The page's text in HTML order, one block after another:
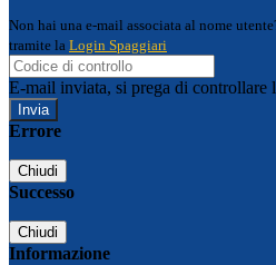
Non hai una e-mail associata al nome
tramite la Login Spaggiari
E-mail inviata, si prega di controllare
Errore
Chiudi
Successo
Chiudi
Informazione